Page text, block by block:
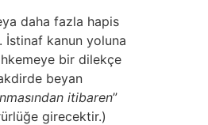
daha fazla hapis
İstinaf kanun yoluna
bir dilekçe
beyan
itibaren”
girecektir.)